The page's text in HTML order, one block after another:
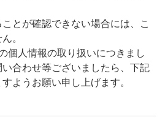
とが確認できない場合には、こ
。
個人情報の取り扱いにつきまし
合わせ等ございましたら、下記
ようお願い申し上げます。